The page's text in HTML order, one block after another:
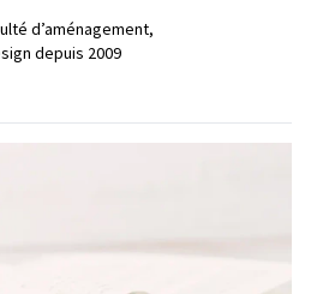
d’aménagement,
depuis 2009